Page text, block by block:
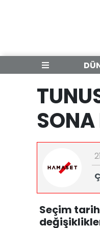
SONA
Seçim